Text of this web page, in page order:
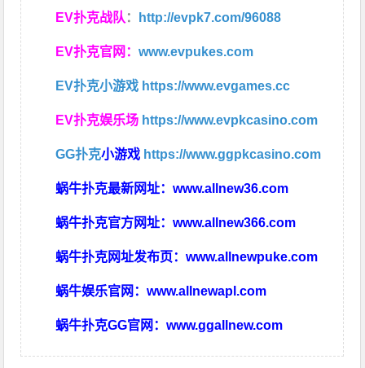
EV扑克战队 ： http://evpk7.com/96088
EV扑克官网：www.evpukes.com
EV扑克小游戏 https://www.evgames.cc
EV扑克娱乐场 https://www.evpkcasino.com
GG扑克小游戏 https://www.ggpkcasino.com
蜗牛扑克最新网址：www.allnew36.com
蜗牛扑克官方网址：www.allnew366.com
蜗牛扑克网址发布页：www.allnewpuke.com
蜗牛娱乐官网：www.allnewapl.com
蜗牛扑克GG官网：www.ggallnew.com